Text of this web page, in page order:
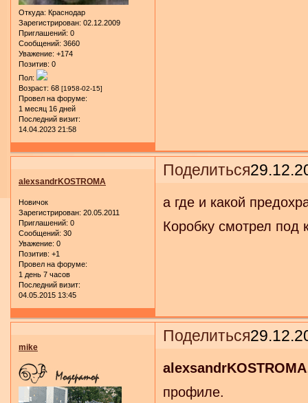
Откуда: Краснодар
Зарегистрирован: 02.12.2009
Приглашений: 0
Сообщений: 3660
Уважение: +174
Позитив: 0
Пол:
Возраст: 68 [1958-02-15]
Провел на форуме:
1 месяц 16 дней
Последний визит:
14.04.2023 21:58
Поделиться
alexsandrKOSTROMA
Новичок
Зарегистрирован: 20.05.2011
Приглашений: 0
Сообщений: 30
Уважение: 0
Позитив: +1
Провел на форуме:
1 день 7 часов
Последний визит:
04.05.2015 13:45
а где и какой
Коробку смотрел под
Поделиться
mike
alexsandrKOSTROMA
профиле.